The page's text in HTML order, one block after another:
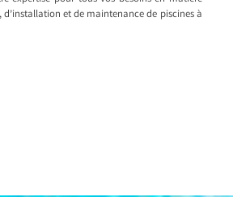
et de maintenance de piscines à